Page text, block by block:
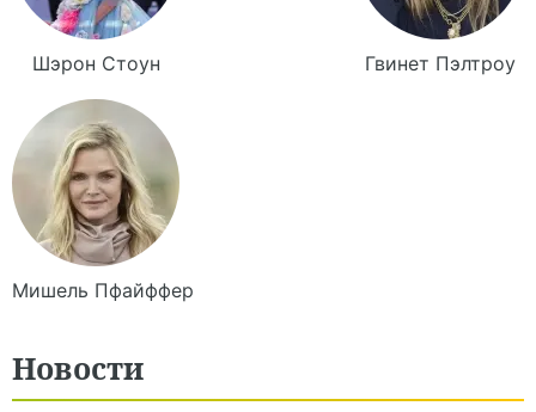
Шэрон Стоун Гвинет Пэлтроу
Мишель Пфайффер
Новости